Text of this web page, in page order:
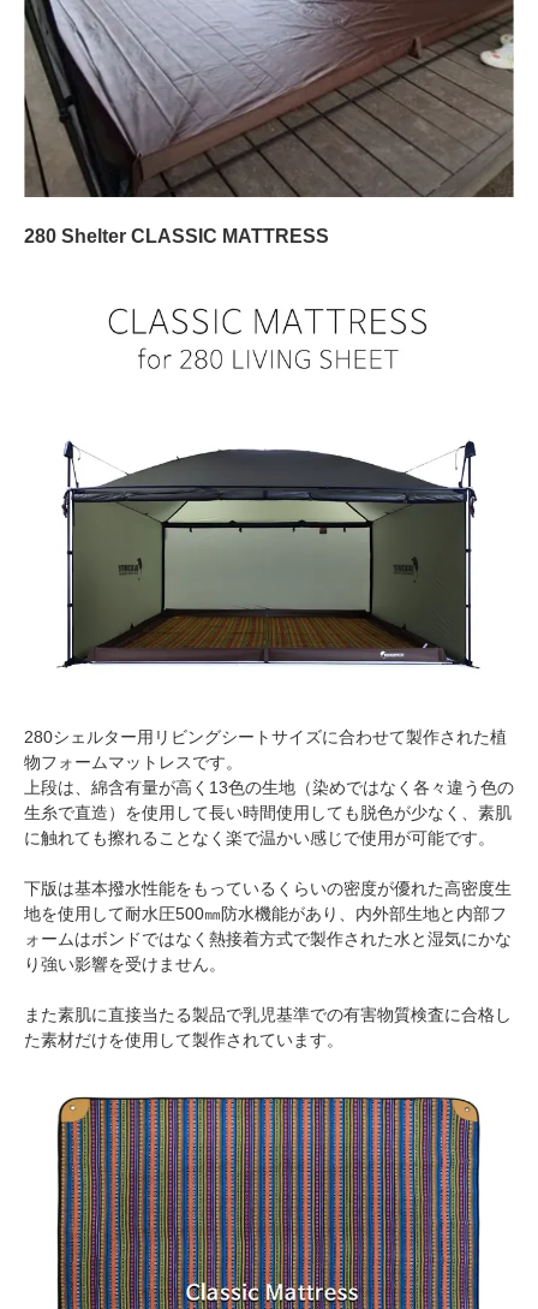
280 Shelter CLASSIC MATTRESS
280シェルター用リビングシートサイズに合わせて製作された植
物フォームマットレスです。
上段は、綿含有量が高く13色の生地（染めではなく各々違う色の
生糸で直造）を使用して長い時間使用しても脱色が少なく、素肌
に触れても擦れることなく楽で温かい感じで使用が可能です。
下版は基本撥水性能をもっているくらいの密度が優れた高密度生
地を使用して耐水圧500㎜防水機能があり、内外部生地と内部フ
ォームはボンドではなく熱接着方式で製作された水と湿気にかな
り強い影響を受けません。
また素肌に直接当たる製品で乳児基準での有害物質検査に合格し
た素材だけを使用して製作されています。